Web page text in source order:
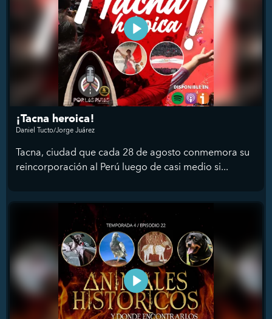
¡Tacna heroica!
Daniel Tucto/Jorge Juárez
Tacna, ciudad que cada 28 de agosto conmemora su
reincorporación al Perú luego de casi medio si...